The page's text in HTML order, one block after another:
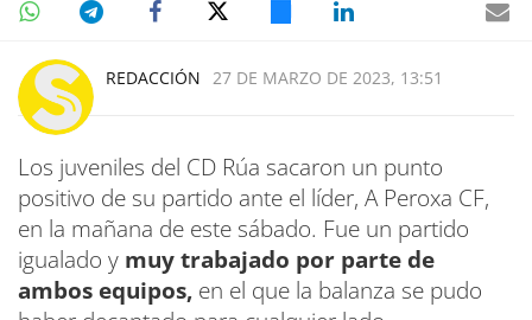
REDACCIÓN 27 DE MARZO DE 2023, 13:51
Los juveniles del CD Rúa sacaron un punto
positivo de su partido ante el líder, A Peroxa CF,
en la mañana de este sábado. Fue un partido
igualado y muy trabajado por parte de
ambos equipos, en el que la balanza se pudo